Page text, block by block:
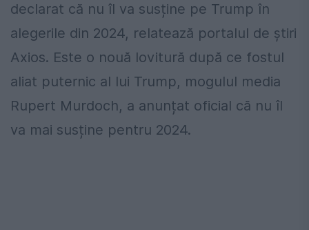
declarat că nu îl va susține pe Trump în
alegerile din 2024, relatează portalul de știri
Axios. Este o nouă lovitură după ce fostul
aliat puternic al lui Trump, mogulul media
Rupert Murdoch, a anunțat oficial că nu îl
va mai susține pentru 2024.